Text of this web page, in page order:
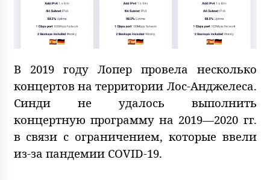
В 2019 году Лопер провела несколько
концертов на территории Лос-Анджелеса.
Синди не удалось выполнить
концертную программу на 2019—2020 гг.
в связи с ограничением, которые ввели
из-за пандемии COVID-19.